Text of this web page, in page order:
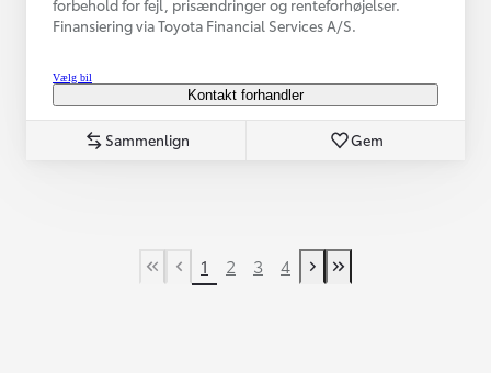
Finansiering via Toyota Financial Services A/S.
Vælg bil
Kontakt forhandler
Sammenlign Gem
First Page
Tidligere side
1 2 3 4
Næste side
Last Page